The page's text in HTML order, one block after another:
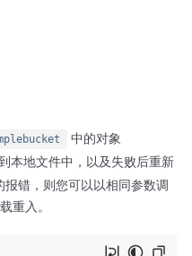
中的对象
本地文件中，以及失败后重新
错，则您可以以相同参数调
重入。